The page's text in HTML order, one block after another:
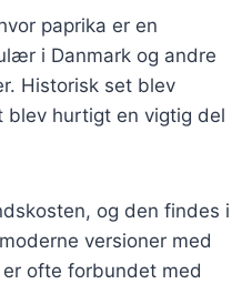
paprika er en
i Danmark og andre
Historisk set blev
blev hurtigt en vigtig del
og den findes i
versioner med
ofte forbundet med